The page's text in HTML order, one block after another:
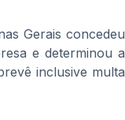
Gerais concedeu
e determinou a
inclusive multa